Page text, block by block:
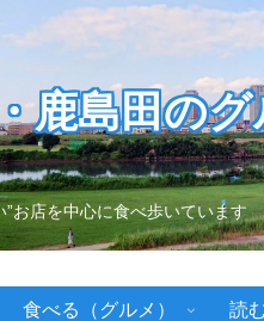
鹿島田の
”お店を中心に食べ歩いています
食べる（グルメ） 読